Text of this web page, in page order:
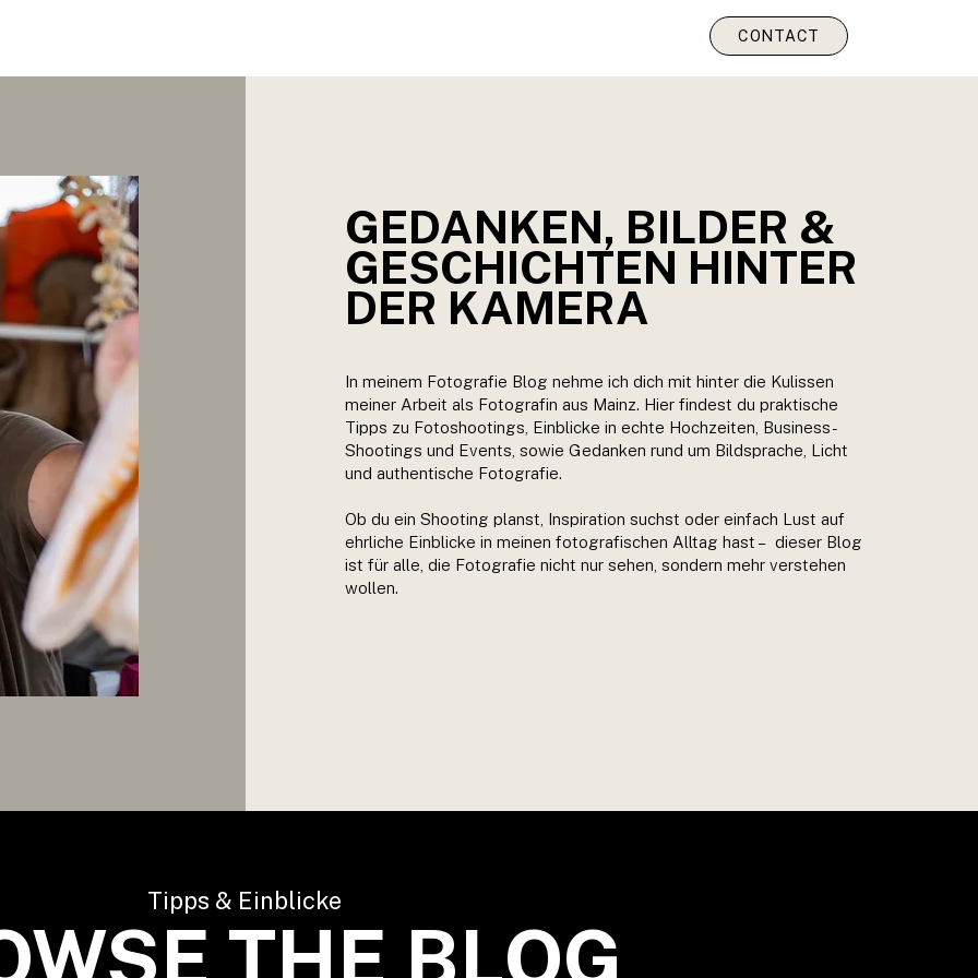
CONTACT
GEDANKEN, BILDER &
GESCHICHTEN HINTER
DER KAMERA
In meinem Fotografie Blog nehme ich dich mit hinter die Kulissen
meiner Arbeit als Fotografin aus Mainz. Hier findest du praktische
Tipps zu Fotoshootings, Einblicke in echte Hochzeiten, Business-
Shootings und Events, sowie Gedanken rund um Bildsprache, Licht
und authentische Fotografie.
Ob du ein Shooting planst, Inspiration suchst oder einfach Lust auf
ehrliche Einblicke in meinen fotografischen Alltag hast – dieser Blog
ist für alle, die Fotografie nicht nur sehen, sondern mehr verstehen
wollen.
Tipps & Einblicke
THE BLOG